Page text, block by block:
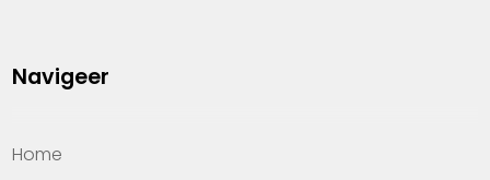
Navigeer
Home